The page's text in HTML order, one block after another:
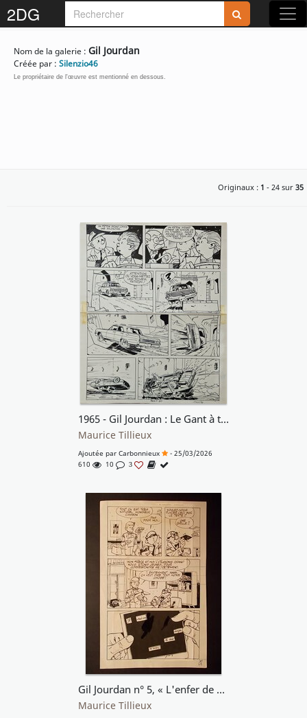
2DG Rejoignez-nous sur 2DG !
S'inscrire
Nom de la galerie : Gil Jourdan
Créée par : Silenzio46
Le propriétaire de l'œuvre est mentionné en dessous.
Originaux : 1 - 24 sur 35
1965 - Gil Jourdan : Le Gant à trois doigts
Maurice Tillieux
Ajoutée par Carbonnieux
- 25/03/2026
610
10 3
Gil Jourdan n° 5, « L'enfer de Xique-Xique », 1960.
Maurice Tillieux